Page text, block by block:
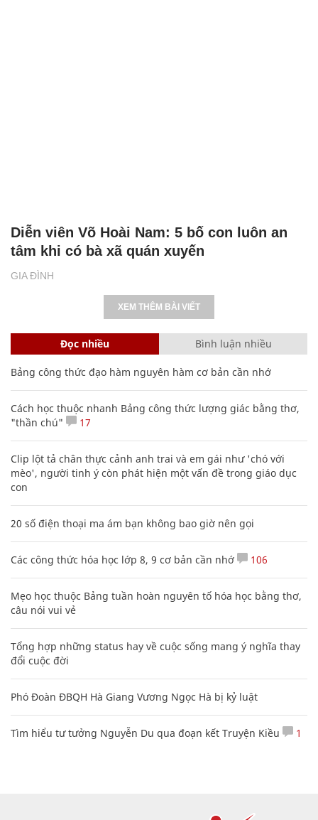
GIA ĐÌNH
Diễn viên Võ Hoài Nam: 5 bố con luôn an
tâm khi có bà xã quán xuyến
XEM THÊM BÀI VIẾT
Đọc nhiều Bình luận nhiều
Bảng công thức đạo hàm nguyên hàm cơ bản cần nhớ
Cách học thuộc nhanh Bảng công thức lượng giác bằng thơ,
"thần chú"
17
Clip lột tả chân thực cảnh anh trai và em gái như 'chó với
mèo', người tinh ý còn phát hiện một vấn đề trong giáo dục
con
20 số điện thoại ma ám bạn không bao giờ nên gọi
Các công thức hóa học lớp 8, 9 cơ bản cần nhớ 106
Mẹo học thuộc Bảng tuần hoàn nguyên tố hóa học bằng thơ,
câu nói vui vẻ
Tổng hợp những status hay về cuộc sống mang ý nghĩa thay
đổi cuộc đời
Phó Đoàn ĐBQH Hà Giang Vương Ngọc Hà bị kỷ luật
Tìm hiểu tư tưởng Nguyễn Du qua đoạn kết Truyện Kiều 1